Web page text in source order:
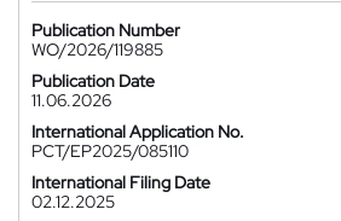
Publication Number
WO/2026/119885
Publication Date
11.06.2026
International Application No.
PCT/EP2025/085110
International Filing Date
02.12.2025